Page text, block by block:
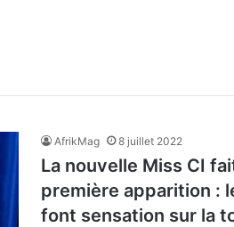
AfrikMag 8 juillet 2022
La nouvelle Miss CI
première apparition :
font sensation sur la